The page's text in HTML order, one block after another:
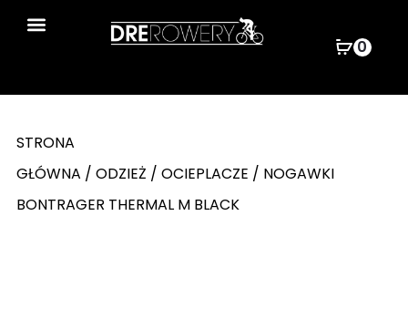
0
STRONA
GŁÓWNA / ODZIEŻ / OCIEPLACZE / NOGAWKI
BONTRAGER THERMAL M BLACK